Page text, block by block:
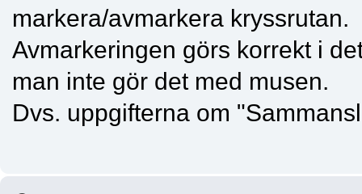
markera/avmarkera kryssrutan.
Avmarkeringen görs korrekt i
man inte gör det med musen.
Dvs. uppgifterna om